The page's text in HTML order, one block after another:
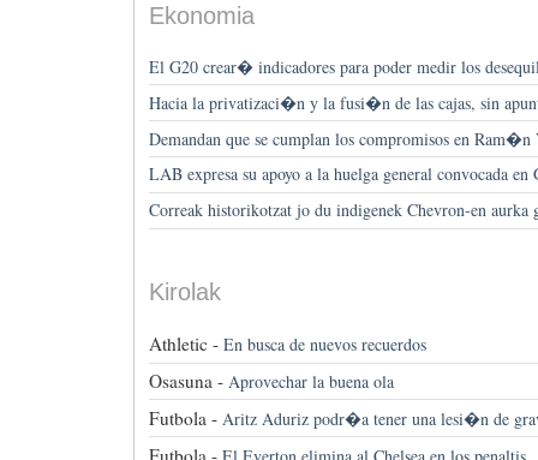
Ekonomia
El G20 crear� indicadores para poder medir los
Hacia la privatizaci�n y la fusi�n de las cajas, sin
Demandan que se cumplan los compromisos en
LAB expresa su apoyo a la huelga general convocada
Correak historikotzat jo du indigenek Chevron-en aurka
Kirolak
Athletic - En busca de nuevos recuerdos
Osasuna - Aprovechar la buena ola
Futbola - Aritz Aduriz podr�a tener una lesi�n de
Futbola - El Everton elimina al Chelsea en los penaltis